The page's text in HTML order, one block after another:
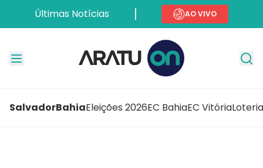
Últimas Notícias AO VIVO
SalvadorBahiaEleições 2026EC BahiaEC Vitória